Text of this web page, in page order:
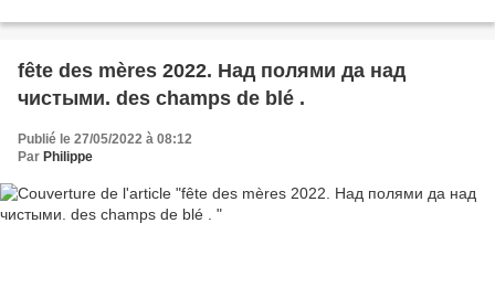
fête des mères 2022. Над полями да над
чистыми. des champs de blé .
Publié le 27/05/2022 à 08:12
Par Philippe